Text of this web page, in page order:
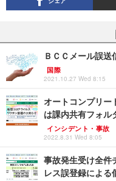
ＢＣＣメール誤送
国際
2021.10.27 Wed 8:15
オートコンプリー
は課内共有フォル
インシデント・事故
2022.8.31 Wed 8:05
事故発生受け全件
レス誤登録による